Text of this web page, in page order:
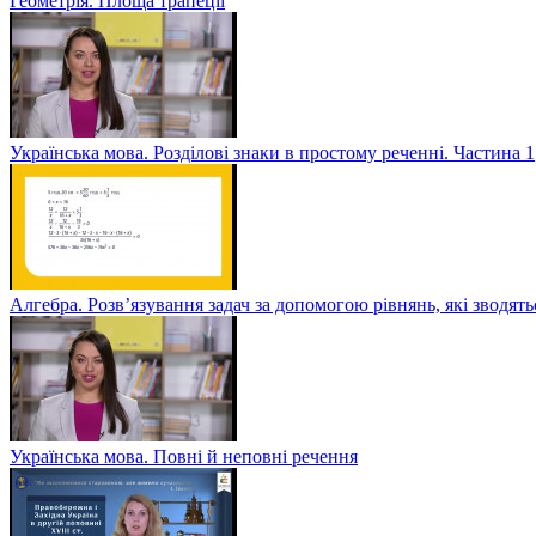
Українська мова. Розділові знаки в простому реченні. Частина 1
Алгебра. Розв’язування задач за допомогою рівнянь, які
Українська мова. Повні й неповні речення